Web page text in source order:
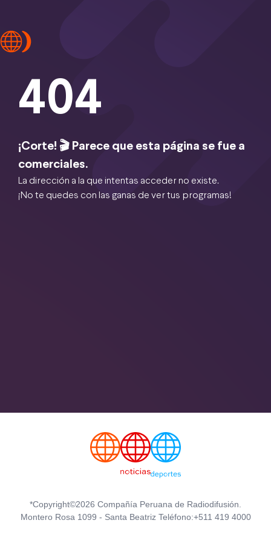
404
¡Corte! 🎬 Parece que esta página se fue a
comerciales.
La dirección a la que intentas acceder no existe.
¡No te quedes con las ganas de ver tus programas!
*Copyright©2026 Compañía Peruana de Radiodifusión.
Montero Rosa 1099 - Santa Beatriz Teléfono:+511 419 4000